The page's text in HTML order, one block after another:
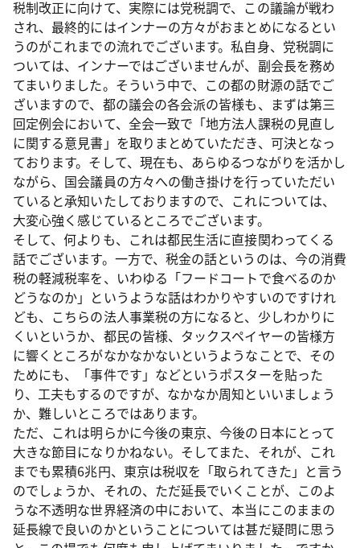
税制改正に向けて、実際には党税調で、この議論が戦わ
され、最終的にはインナーの方々がおまとめになるとい
うのがこれまでの流れでございます。私自身、党税調に
ついては、インナーではございませんが、副会長を務め
てまいりました。そういう中で、この都の財源の話でご
ざいますので、都の議会の各会派の皆様も、まずは第三
回定例会において、全会一致で「地方法人課税の見直し
に関する意見書」を取りまとめていただき、可決となっ
ております。そして、現在も、あらゆるつながりを活かし
ながら、国会議員の方々への働き掛けを行っていただい
ていると承知いたしておりますので、これについては、
大変心強く感じているところでございます。
そして、何よりも、これは都民生活に直接関わってくる
話でございます。一方で、税金の話というのは、今の消費
税の軽減税率を、いわゆる「フードコートで食べるのか
どうなのか」というような話はわかりやすいのですけれ
ども、こちらの法人事業税の方になると、少しわかりに
くいというか、都民の皆様、タックスペイヤーの皆様方
に響くところがなかなかないというようなことで、その
ためにも、「事件です」などというポスターを貼った
り、工夫もするのですが、なかなか周知といいましょう
か、難しいところではあります。
ただ、これは明らかに今後の東京、今後の日本にとって
大きな節目になりかねない。そしてまた、それが、これ
までも累積6兆円、東京は税収を「取られてきた」と言う
のでしょうか、それの、ただ延長でいくことが、このよ
うな不透明な世界経済の中において、本当にこのままの
延長線で良いのかということについては甚だ疑問に思う